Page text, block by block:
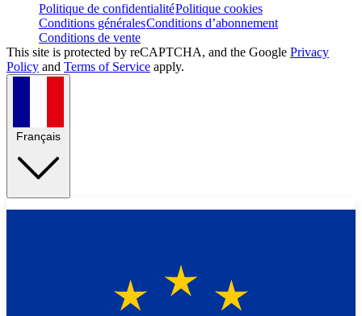
Politique de confidentialitéPolitique cookies
Conditions généralesConditions d’abonnement
Conditions de vente
This site is protected by reCAPTCHA, and the Google Privacy
Policy and Terms of Service apply.
Français